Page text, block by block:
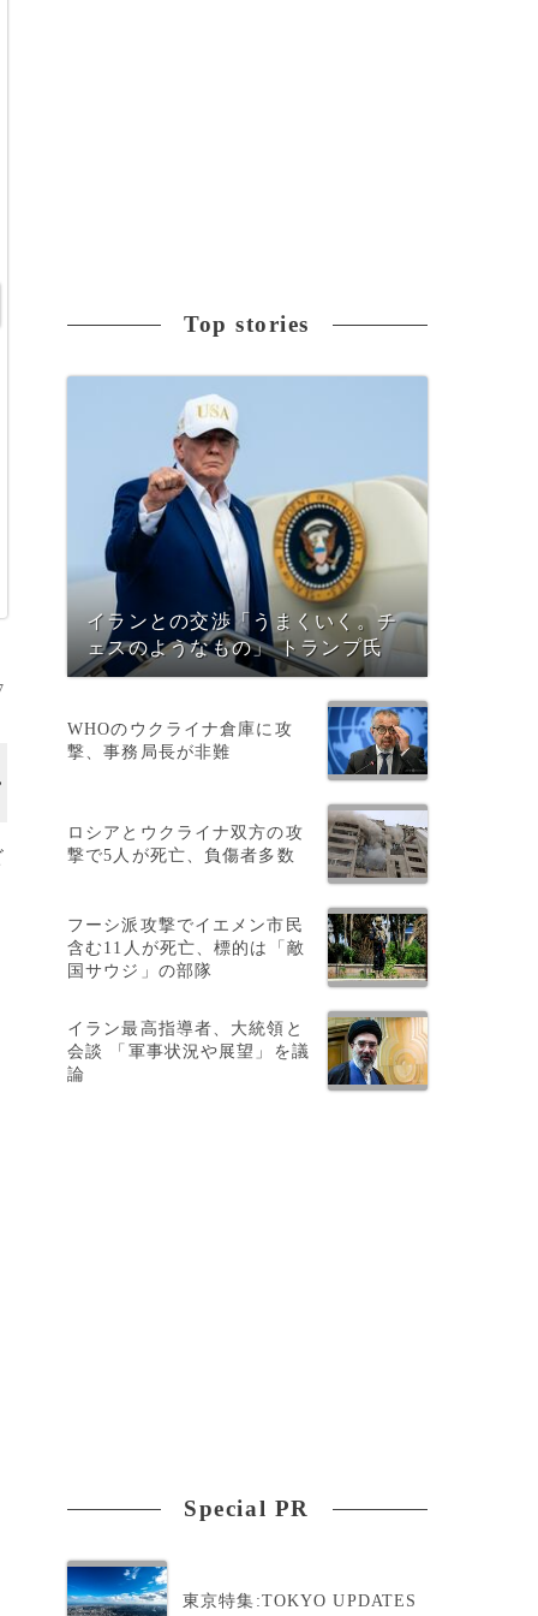
Top stories
イランとの交渉「うまくいく。チ
ェスのようなもの」 トランプ氏
WHOのウクライナ倉庫に攻
撃、事務局長が非難
ロシアとウクライナ双方の攻
撃で5人が死亡、負傷者多数
フーシ派攻撃でイエメン市民
含む11人が死亡、標的は「敵
国サウジ」の部隊
イラン最高指導者、大統領と
会談 「軍事状況や展望」を議
論
Special PR
東京特集:TOKYO UPDATES